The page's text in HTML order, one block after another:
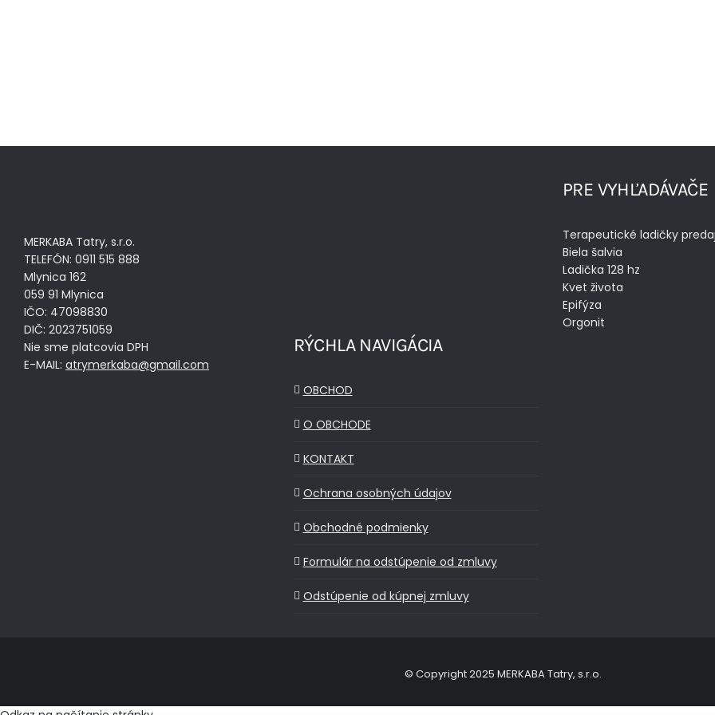
MERKABA Tatry, s.r.o.
TELEFÓN: 0911 515 888
Mlynica 162
059 91 Mlynica
IČO: 47098830
DIČ: 2023751059
Nie sme platcovia DPH
E-MAIL: atrymerkaba@gmail.com
PRE VYHĽADÁVAČE
Terapeutické ladičky
Biela šalvia
Ladička 128 hz
Kvet života
Epifýza
Orgonit
RÝCHLA NAVIGÁCIA
OBCHOD
O OBCHODE
KONTAKT
Ochrana osobných údajov
Obchodné podmienky
Formulár na odstúpenie od zmluvy
Odstúpenie od kúpnej zmluvy
© Copyright 2025 MERKABA Tatry, s.r.o.